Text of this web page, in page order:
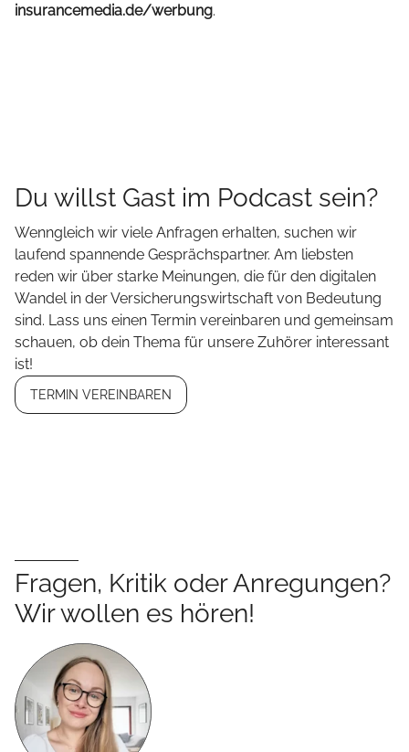
insurancemedia.de/werbung.
Du willst Gast im Podcast sein?
Wenngleich wir viele Anfragen erhalten, suchen wir
laufend spannende Gesprächspartner. Am liebsten
reden wir über starke Meinungen, die für den digitalen
Wandel in der Versicherungswirtschaft von Bedeutung
sind. Lass uns einen Termin vereinbaren und gemeinsam
schauen, ob dein Thema für unsere Zuhörer interessant
ist!
TERMIN VEREINBAREN
Fragen, Kritik oder Anregungen?
Wir wollen es hören!